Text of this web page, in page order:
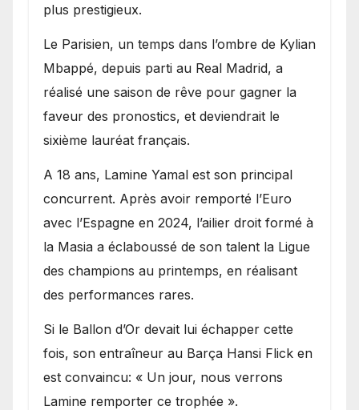
plus prestigieux.
Le Parisien, un temps dans l’ombre de Kylian
Mbappé, depuis parti au Real Madrid, a
réalisé une saison de rêve pour gagner la
faveur des pronostics, et deviendrait le
sixième lauréat français.
A 18 ans, Lamine Yamal est son principal
concurrent. Après avoir remporté l’Euro
avec l’Espagne en 2024, l’ailier droit formé à
la Masia a éclaboussé de son talent la Ligue
des champions au printemps, en réalisant
des performances rares.
Si le Ballon d’Or devait lui échapper cette
fois, son entraîneur au Barça Hansi Flick en
est convaincu: « Un jour, nous verrons
Lamine remporter ce trophée ».